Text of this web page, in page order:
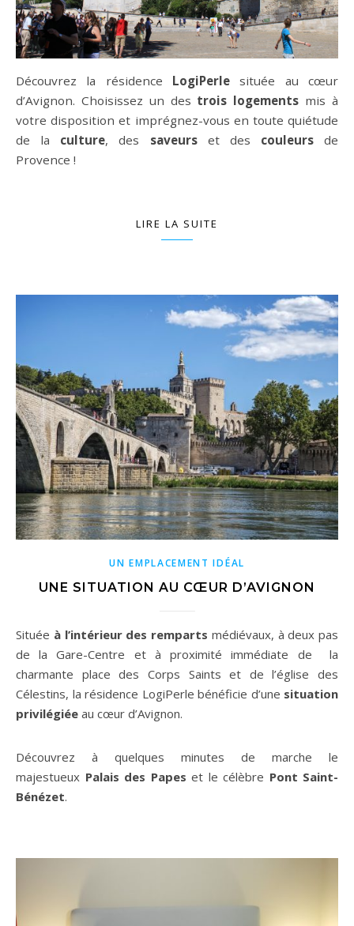
Découvrez la résidence LogiPerle située au cœur
d’Avignon. Choisissez un des trois logements mis à
votre disposition et imprégnez-vous en toute quiétude
de la culture, des saveurset des couleursde
Provence !
LIRE LA SUITE
UN EMPLACEMENT IDÉAL
UNE SITUATION AU CŒUR D’AVIGNON
Située à l’intérieur des remparts médiévaux, à deux pas
de la Gare-Centre et à proximité immédiate de la
charmante place des Corps Saints et de l’église des
Célestins, la résidence LogiPerle bénéficie d’une situation
privilégiée au cœur d’Avignon.
Découvrez à quelques minutes de marche le
majestueux Palais des Papes et le célèbre Pont Saint-
Bénézet.